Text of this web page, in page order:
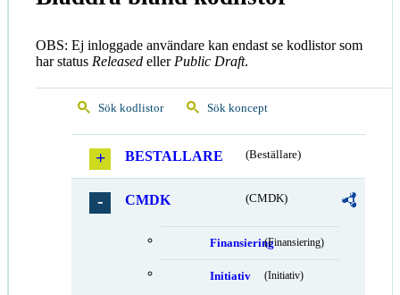
OBS: Ej inloggade användare kan endast se kodlistor som
har status Released eller Public Draft.
Sök kodlistor Sök koncept
BESTALLARE (Beställare)
CMDK (CMDK)
Finansiering(Finansiering)
Initiativ (Initiativ)